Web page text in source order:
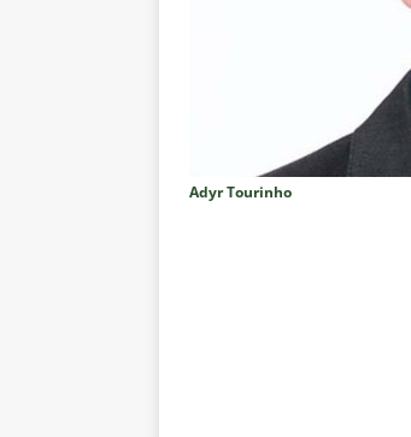
[ 7 de
NOTÍCIAS
[ 7 de
Adyr Tourinho